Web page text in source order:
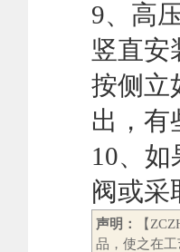
9、高
竖直安
按侧立
出，有
10、
阀或采
声明：
【
品，使之在